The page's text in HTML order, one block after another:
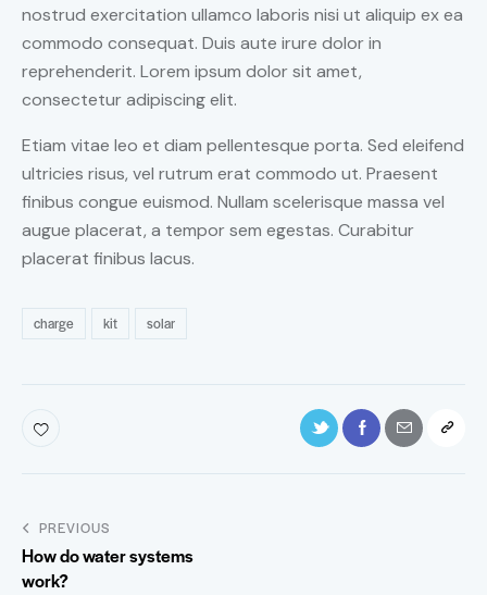
nostrud exercitation ullamco laboris nisi ut aliquip ex ea
commodo consequat. Duis aute irure dolor in
reprehenderit. Lorem ipsum dolor sit amet,
consectetur adipiscing elit.
Etiam vitae leo et diam pellentesque porta. Sed eleifend
ultricies risus, vel rutrum erat commodo ut. Praesent
finibus congue euismod. Nullam scelerisque massa vel
augue placerat, a tempor sem egestas. Curabitur
placerat finibus lacus.
charge kit solar
PREVIOUS
How do water systems
work?